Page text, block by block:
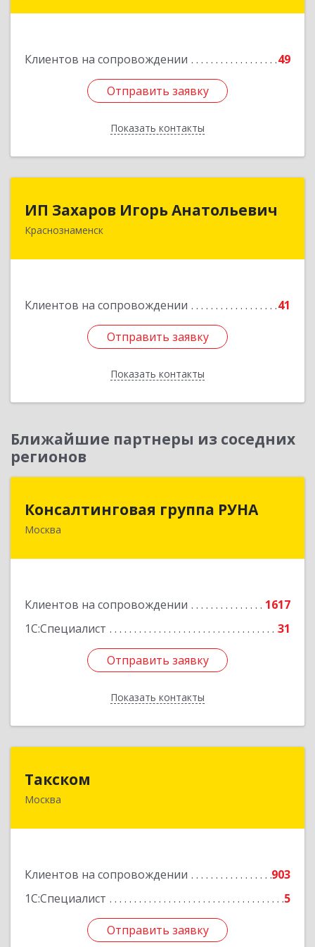
Клиентов на сопровождении 49
Отправить заявку
Показать контакты
Отправить заявку
Назад
ИП Захаров Игорь Анатольевич
Краснознаменск
Клиентов на сопровождении 41
Отправить заявку
Показать контакты
143090, Московская обл, Краснознаменск г,
Отправить заявку
Назад
Ближайшие партнеры из соседних
регионов
Консалтинговая группа РУНА
Москва
Клиентов на сопровождении
1617
1С:Специалист
31
Отправить заявку
Показать контакты
117218, Москва г, Кржижановского ул, дом №
Отправить заявку
Назад
Такском
Москва
Клиентов на сопровождении
903
1С:Специалист
5
Отправить заявку
119034, Москва г, Барыковский пер, дом №
Отправить заявку